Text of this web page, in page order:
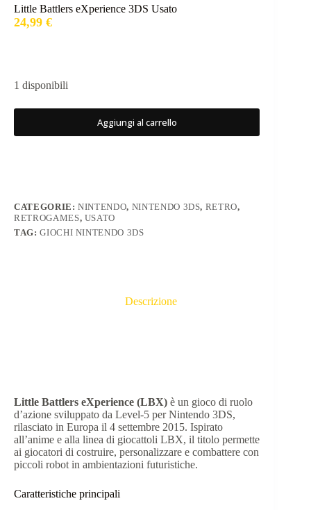
Little Battlers eXperience 3DS Usato
24,99 €
1 disponibili
Aggiungi al carrello
CATEGORIE:NINTENDO, NINTENDO 3DS, RETRO,
RETROGAMES, USATO
TAG:GIOCHI NINTENDO 3DS
Descrizione
Little Battlers eXperience (LBX) è un gioco di ruolo
d’azione sviluppato da Level-5 per Nintendo 3DS,
rilasciato in Europa il 4 settembre 2015. Ispirato
all’anime e alla linea di giocattoli LBX, il titolo permette
ai giocatori di costruire, personalizzare e combattere con
piccoli robot in ambientazioni futuristiche.​
Caratteristiche principali